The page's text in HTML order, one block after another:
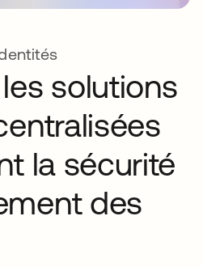
solutions
la sécurité
des